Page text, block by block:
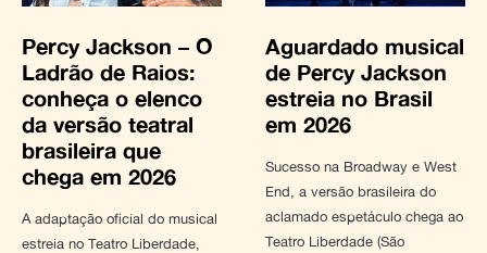
Percy Jackson – O
Ladrão de Raios:
conheça o elenco
da versão teatral
brasileira que
chega em 2026
A adaptação oficial do musical
estreia no Teatro Liberdade,
Aguardado musical
de Percy Jackson
estreia no Brasil
em 2026
Sucesso na Broadway e West
End, a versão brasileira do
aclamado espetáculo chega ao
Teatro Liberdade (São